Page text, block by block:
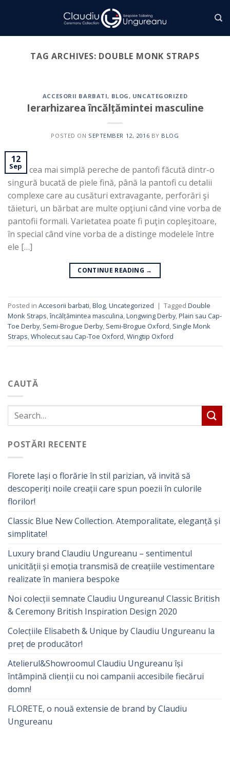
TAG ARCHIVES: DOUBLE MONK STRAPS
CAUTĂ
POSTĂRI RECENTE
Florete Iași o florărie în stil parizian, vă invită să
descoperiți noile creații care spun poezii în culorile
florilor!
Classic Blue New Collection. Atemporalitate, eleganță și
simplitate!
Luxury brand Claudiu Ungureanu – sentimentul
unicității și emoția transmisă de creațiile vestimentare
realizate în maniera bespoke
Noi colecții semnate Claudiu Ungureanu! Classic British
& Ceremony British Inspiration Design 2020
Colecțiile Elisabeth & Unique by Claudiu Ungureanu la
preț de producător!
Atelierul&Showroomul Claudiu Ungureanu își
întâmpină clienții cu noi campanii accesibile fiecărui
domn!
FLORETE, o nouă extensie de brand by Claudiu
Ungureanu
ACCESORII BARBATI, BLOG, UNCATEGORIZED
Ierarhizarea încălțămintei masculine
POSTED ON SEPTEMBER 12, 2016 BY BLOG
12
Sep
De la cea mai simplă pereche de pantofi făcută dintr-o
singură bucată de piele fină, până la pantofi cu detalii
complexe care au cusături extravagante, perforări şi
tăieturi, un bărbat are multe opţiuni când vine vorba de
pantofii formali. Varietatea poate fi puţin copleşitoare,
în special când vine vorba de a distinge modelele între
ele […]
CONTINUE READING →
Posted in Accesorii barbati,Blog,Uncategorized | Tagged Double
Monk Straps,încălțămintea masculina,Longwing Derby,Plain sau Cap-
Toe Derby, Semi-Brogue Derby, Semi-Brogue Oxford, Single Monk
Straps,Wholecut sau Cap-Toe Oxford,Wingtip Oxford